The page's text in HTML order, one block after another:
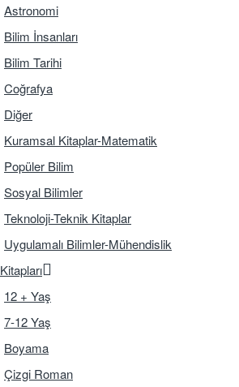
Astronomi
Bilim İnsanları
Bilim Tarihi
Coğrafya
Diğer
Kuramsal Kitaplar-Matematik
Popüler Bilim
Sosyal Bilimler
Teknoloji-Teknik Kitaplar
Uygulamalı Bilimler-Mühendislik
12 + Yaş
7-12 Yaş
Boyama
Çizgi Roman